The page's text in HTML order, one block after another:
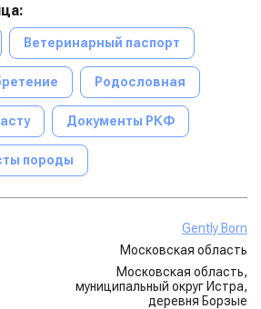
Ветеринарный паспорт
Родословная
Документы РКФ
породы
Gently Born
Московская область
Московская область,
муниципальный округ Истра,
деревня Борзые